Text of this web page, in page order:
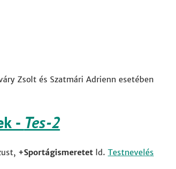
Zsolt és Szatmári Adrienn esetében
- Tes-2
+Sportágismeretet ld. Testnevelés